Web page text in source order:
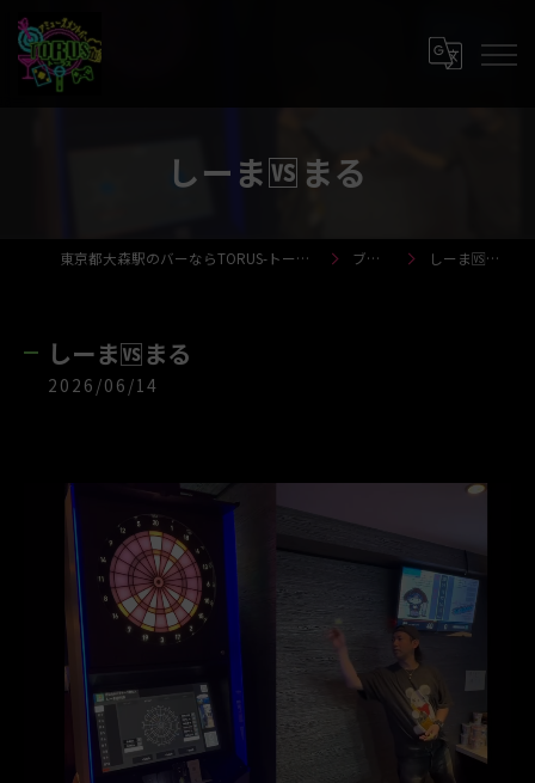
しーま🆚まる
東京都大森駅のバーならTORUS-トーラス- ブログ しーま🆚まる
しーま🆚まる
2026/06/14